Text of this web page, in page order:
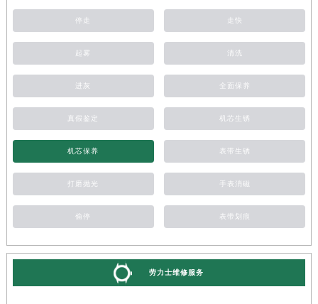
停走 走快
起雾 清洗
进灰 全面保养
真假鉴定 机芯生锈
机芯保养 表带生锈
打磨抛光 手表消磁
偷停 表带划痕
劳力士维修服务